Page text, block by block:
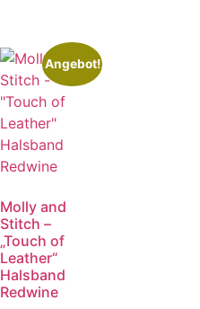
Angebot!
Molly and
Stitch –
„Touch of
Leather“
Halsband
Redwine